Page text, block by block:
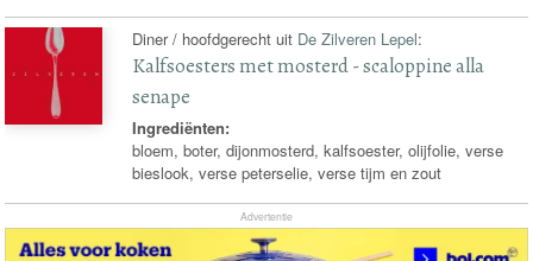
Diner / hoofdgerecht uit De Zilveren Lepel:
Kalfsoesters met mosterd - scaloppine alla
senape
Ingrediënten:
bloem, boter, dijonmosterd, kalfsoester, olijfolie, verse
bieslook, verse peterselie, verse tijm en zout
Advertentie